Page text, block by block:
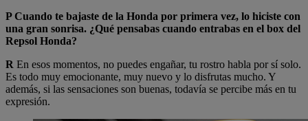
P Cuando te bajaste de la Honda por primera vez, lo hiciste con
una gran sonrisa. ¿Qué pensabas cuando entrabas en el box del
Repsol Honda?
R En esos momentos, no puedes engañar, tu rostro habla por sí solo.
Es todo muy emocionante, muy nuevo y lo disfrutas mucho. Y
además, si las sensaciones son buenas, todavía se percibe más en tu
expresión.